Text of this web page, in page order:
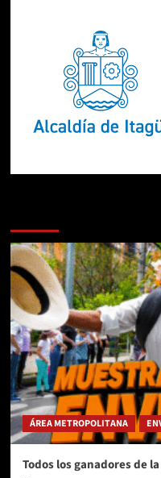
ÁREA METROPOLITANA
Todos los ganadores de